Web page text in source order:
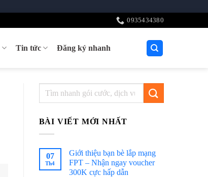
0935434380
Tin tức Đăng ký nhanh
BÀI VIẾT MỚI NHẤT
07
Th4
Giới thiệu bạn bè lắp mạng
FPT – Nhận ngay voucher
300K cực hấp dẫn